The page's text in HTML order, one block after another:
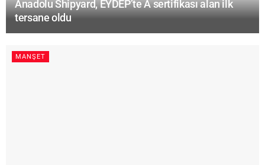
Anadolu Shipyard, EYDEP’te A sertifikası alan ilk
tersane oldu
MANŞET